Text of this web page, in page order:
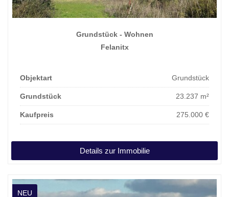
Grundstück - Wohnen
Felanitx
Objektart Grundstück
Grundstück 23.237 m²
Kaufpreis 275.000 €
Details zur Immobilie
NEU